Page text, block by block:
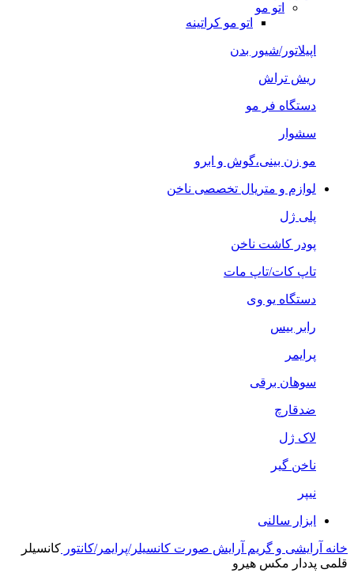
اتو مو
اتو مو کراتینه
اپیلاتور/شیور بدن
ریش تراش
دستگاه فر مو
سشوار
مو زن بینی،گوش و ابرو
لوازم و متریال تخصصی ناخن
پلی ژل
پودر کاشت ناخن
تاپ کات/تاپ مات
دستگاه یو وی
رابر بیس
پرایمر
سوهان برقی
ضدقارچ
لاک ژل
ناخن گیر
نیپر
ابزار سالنی
خانه آرایشی و گریم آرایش صورت کانسیلر/پرایمر/کانتور کانسیلر
قلمی پددار مکس هیرو